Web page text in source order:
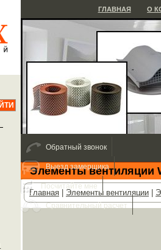
ГЛАВНАЯ О
Элементы вентиляции
Главная Элементы вентиляции
Обратный звонок
Выезд замерщика
Посчитайте мне
Сравнительный расчет